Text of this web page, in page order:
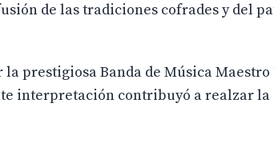
de las tradiciones cofrades y del
prestigiosa Banda de Música Maestro
interpretación contribuyó a realzar la